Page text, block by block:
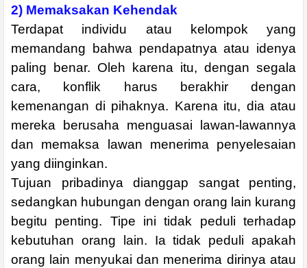
2) Memaksakan Kehendak
Terdapat individu atau kelompok yang
memandang bahwa pendapatnya atau idenya
paling benar. Oleh karena itu, dengan segala
cara, konflik harus berakhir dengan
kemenangan di pihaknya. Karena itu, dia atau
mereka berusaha menguasai lawan-lawannya
dan memaksa lawan menerima penyelesaian
yang diinginkan.
Tujuan pribadinya dianggap sangat penting,
sedangkan hubungan dengan orang lain kurang
begitu penting. Tipe ini tidak peduli terhadap
kebutuhan orang lain. Ia tidak peduli apakah
orang lain menyukai dan menerima dirinya atau